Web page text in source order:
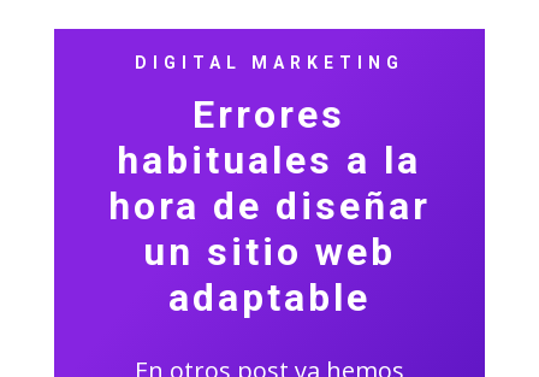
DIGITAL MARKETING
Errores
habituales a la
hora de diseñar
un sitio web
adaptable
En otros post ya hemos